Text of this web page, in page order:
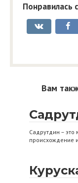
Понравилась
Вам
Садрутдин – это
происхождение